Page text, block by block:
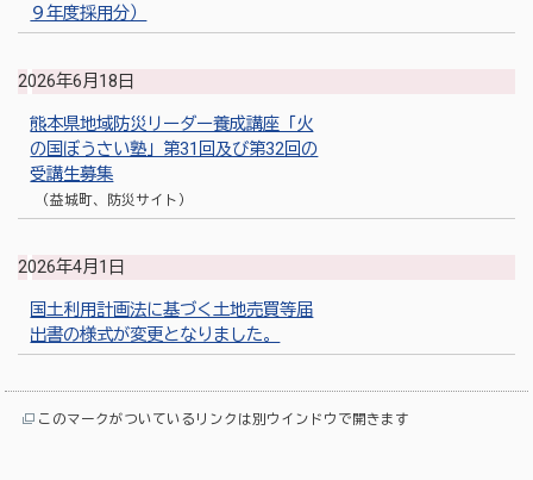
９年度採用分）
2026年6月18日
熊本県地域防災リーダー養成講座「火
の国ぼうさい塾」第31回及び第32回の
受講生募集
（益城町、防災サイト）
2026年4月1日
国土利用計画法に基づく土地売買等届
出書の様式が変更となりました。
このマークがついているリンクは別ウインドウで開きます